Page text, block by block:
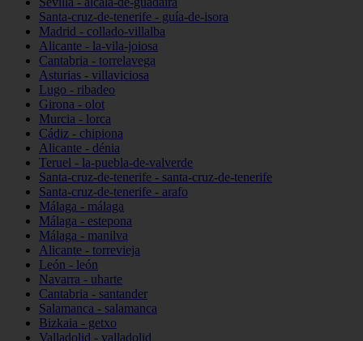
Santa-cruz-de-tenerife - guía-de-isora
Madrid - collado-villalba
Alicante - la-vila-joiosa
Cantabria - torrelavega
Asturias - villaviciosa
Lugo - ribadeo
Girona - olot
Murcia - lorca
Cádiz - chipiona
Alicante - dénia
Teruel - la-puebla-de-valverde
Santa-cruz-de-tenerife - santa-cruz-de-tenerife
Santa-cruz-de-tenerife - arafo
Málaga - málaga
Málaga - estepona
Málaga - manilva
Alicante - torrevieja
León - león
Navarra - uharte
Cantabria - santander
Salamanca - salamanca
Bizkaia - getxo
Valladolid - valladolid